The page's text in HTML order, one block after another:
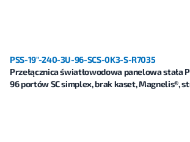
PSS-19"-240-3U-96-SCS-0K3-S-R7035
Przełącznica światłowodowa panelowa stała
96 portów SC simplex, brak kaset, Magnelis®,